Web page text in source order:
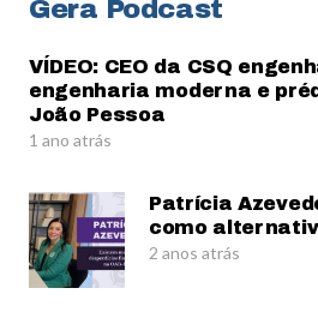
Gera Podcast
VÍDEO: CEO da CSQ
engenharia moderna e
João Pessoa
1 ano atrás
Patrícia
como
2 anos atrás